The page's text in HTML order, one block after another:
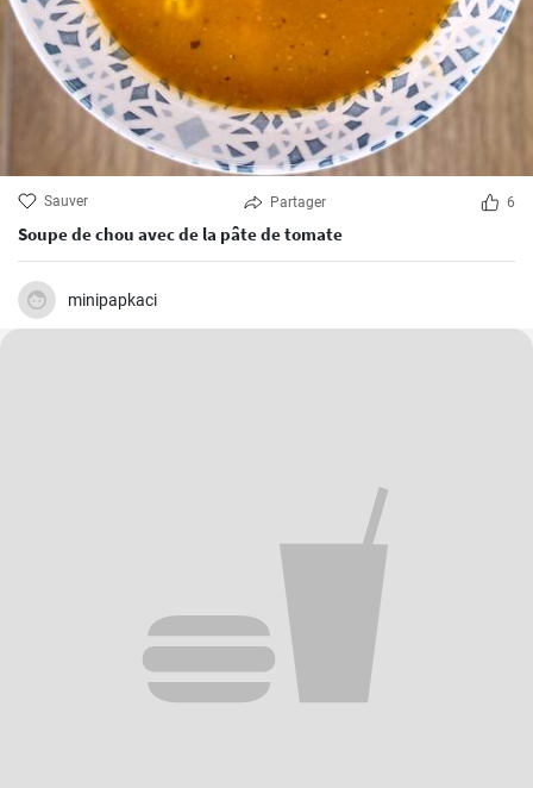
Sauver Partager 6
Soupe de chou avec de la pâte de tomate
minipapkaci